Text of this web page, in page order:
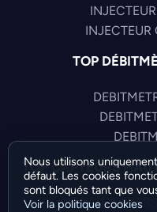
TOP
TOP CAPTEURS
CAPTEUR
Nous utilisons
défaut. Les cookies
sont bloqués tant que
Voir la politique cookies